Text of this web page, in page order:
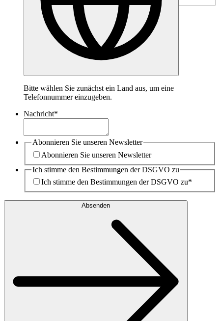
Bitte wählen Sie zunächst ein Land aus, um eine
Telefonnummer einzugeben.
Nachricht*
Abonnieren Sie unseren Newsletter
Abonnieren Sie unseren Newsletter
Ich stimme den Bestimmungen der DSGVO zu
Ich stimme den Bestimmungen der DSGVO zu*
Absenden